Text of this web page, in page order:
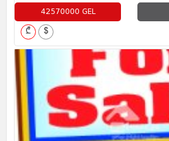
42570000 GEL
₾ $